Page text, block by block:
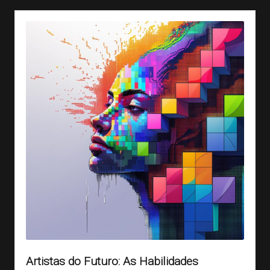
Artistas do Futuro: As Habilidades